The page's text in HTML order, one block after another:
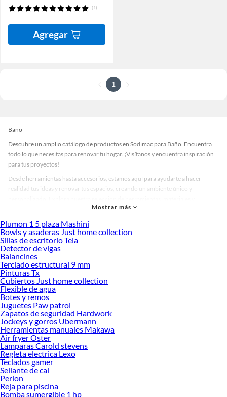
(1)
Agregar
1
Baño
Descubre un amplio catálogo de productos en Sodimac para Baño. Encuentra
todo lo que necesitas para renovar tu hogar. ¡Visítanos y encuentra inspiración
para tus proyectos!
Desde herramientas hasta accesorios, estamos aquí para ayudarte a hacer
realidad tus ideas y renovar tus espacios, creando un ambiente único y
accesorios de calidad que te ayudarán a crear un espacio más tú.
Desde remodelaciones hasta proyectos de decoración, estamos aquí para hacer
tus ideas realidad. ¡Visítanos y encuentra todo lo que tenemos para ofrecerte en
Baño!
Explora la variedad de productos de Baño en Sodimac
Herramientas, materiales y accesorios de calidad para tus proyectos y
renovación de espacios. ¡Visítanos y descubre todo lo que tenemos para
ofrecerte!
Encuentra una amplia variedad de productos de Baño en Sodimac. Encuentra
todo lo necesario para tus proyectos de renovación y decoración. ¡Visítanos y
haz tus ideas realidad!
Mostrar más
Plumon 1 5 plaza Mashini
Bowls y asaderas Just home collection
Sillas de escritorio Tela
Detector de vigas
Balancines
Terciado estructural 9 mm
Pinturas Tx
Cubiertos Just home collection
Flexible de agua
Botes y remos
Juguetes Paw patrol
Zapatos de seguridad Hardwork
Jockeys y gorros Ubermann
Herramientas manuales Makawa
Air fryer Oster
Lamparas Carold stevens
Regleta electrica Lexo
Teclados gamer
Sellante de cal
Perlon
Reja para piscina
Bomba sumergible 1 hp